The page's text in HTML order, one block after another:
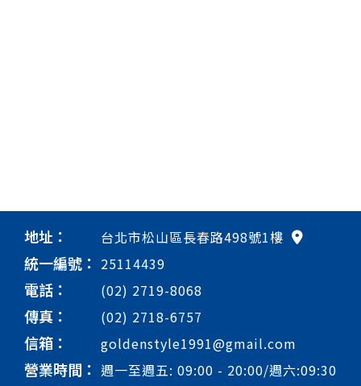
地址： 台北市松山區長春路498號1樓
統一編號： 25114439
電話： (02) 2719-8068
傳真： (02) 2718-6757
信箱： goldenstyle1991@gmail.com
營業時間： 週一至週五: 09:00 - 20:00/週六:09:30